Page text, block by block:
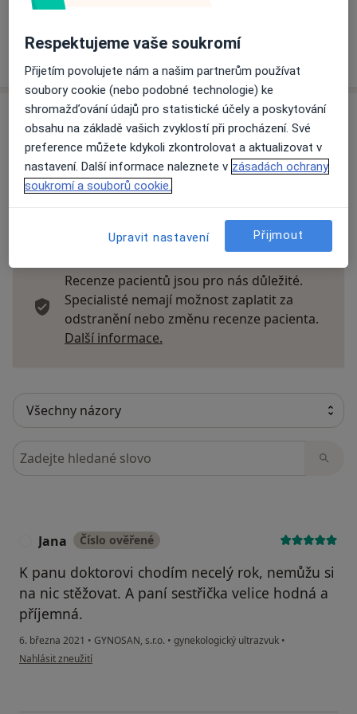
Detaily
Víceo adrese
Názory
Přidejte svůj názor
Recenze pacientů jsou pro nás důležité.
Specialisté nemají možnost zaplatit za
odstranění nebo změnu recenze pacienta.
Další informace.
Hledejte v názorech
Jana Číslo ověřené
K panu doktorovi chodím necelý rok, nemůžu si
na nic stěžovat. A paní sestřička velice hodná a
příjemná.
6. března 2021 • GYNOSAN, s.r.o. • gynekologický ultrazvuk •
podle názoru uživatele Jana
Nahlásit zneužití
Respektujeme vaše soukromí
Přijetím povolujete nám a našim partnerům používat
soubory cookie (nebo podobné technologie) ke
shromažďování údajů pro statistické účely a poskytování
obsahu na základě vašich zvyklostí při procházení. Své
preference můžete kdykoli zkontrolovat a aktualizovat v
nastavení. Další informace naleznete v zásadách ochrany
soukromí a souborů cookie.
Upravit nastavení Přijmout